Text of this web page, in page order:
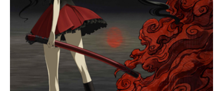
秋アニメ 冬アニメ
男性声優/女性声優一覧
FOLLOW US